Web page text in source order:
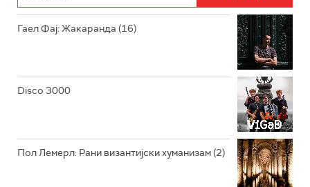
РАДИО ЏЕЗЕР
Гаел Фај: Жакаранда (16)
Disco 3000
Пол Лемерл: Рани византијски хуманизам (2)